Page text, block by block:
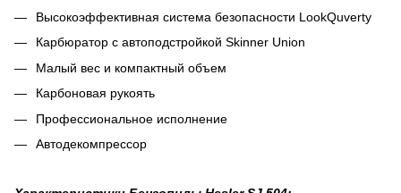
Высокоэффективная система безопасности LookQuverty
Карбюратор с автоподстройкой Skinner Union
Малый вес и компактный объем
Карбоновая рукоять
Профессиональное исполнение
Автодекомпрессор